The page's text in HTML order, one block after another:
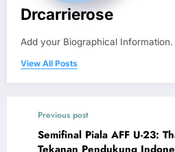
Drcarrierose
Add your Biographical Information.
View All Posts
Previous post
Semifinal Piala AFF U-23: